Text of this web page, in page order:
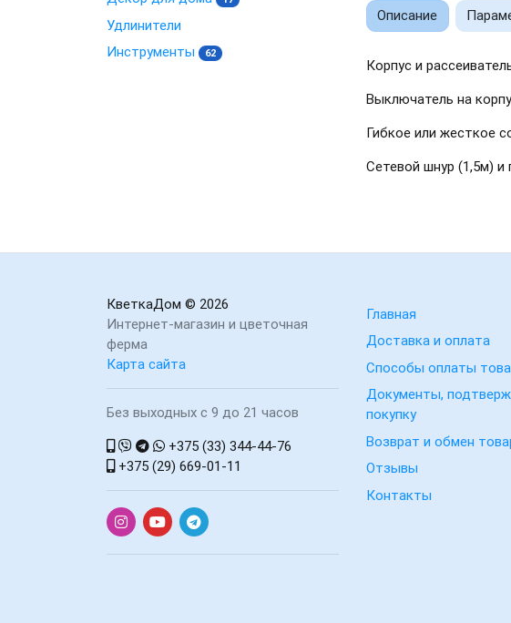
Описание
Корпус и
Выключатель на
Гибкое или жесткое
Сетевой шнур (1,5м) и
Удлинители
Инструменты
62
КветкаДом © 2026
Интернет-магазин и цветочная
ферма
Карта сайта
Без выходных с 9 до 21 часов
+375 (33) 344-44-76
+375 (29) 669-01-11
Главная
Доставка и оплата
Способы оплаты
Документы,
покупку
Возврат и обмен
Отзывы
Контакты